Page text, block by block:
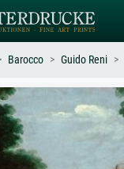
stile – es.
Hokusai,
Descrivi la
astratto
olio scuro,
Barocco Guido Reni